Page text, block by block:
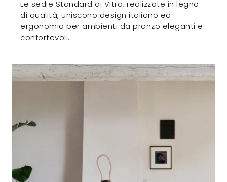
Le sedie Standard di Vitra, realizzate in legno
di qualità, uniscono design italiano ed
ergonomia per ambienti da pranzo eleganti e
confortevoli.